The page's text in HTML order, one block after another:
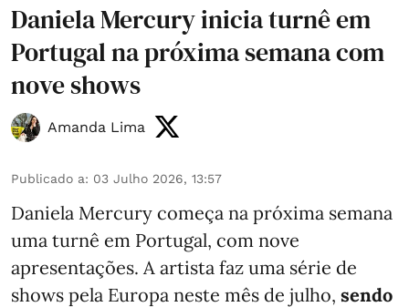
Daniela Mercury inicia turnê em
Portugal na próxima semana com
nove shows
Amanda Lima
Publicado a: 03 Julho 2026, 13:57
Daniela Mercury começa na próxima semana
uma turnê em Portugal, com nove
apresentações. A artista faz uma série de
shows pela Europa neste mês de julho, sendo